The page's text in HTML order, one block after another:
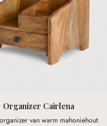
Organizer Cairlena
van warm mahoniehout.